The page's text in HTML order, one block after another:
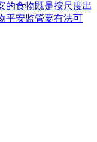
的食物既是按尺度出
平安监管要有法可